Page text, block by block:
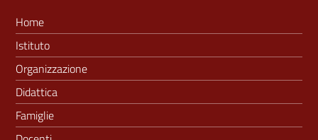
Home
Istituto
Organizzazione
Didattica
Famiglie